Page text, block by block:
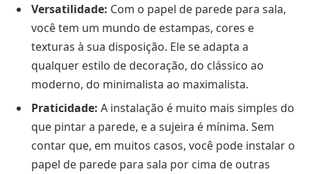
Versatilidade: Com o papel de parede para sala,
você tem um mundo de estampas, cores e
texturas à sua disposição. Ele se adapta a
qualquer estilo de decoração, do clássico ao
moderno, do minimalista ao maximalista.
Praticidade: A instalação é muito mais simples do
que pintar a parede, e a sujeira é mínima. Sem
contar que, em muitos casos, você pode instalar o
papel de parede para sala por cima de outras